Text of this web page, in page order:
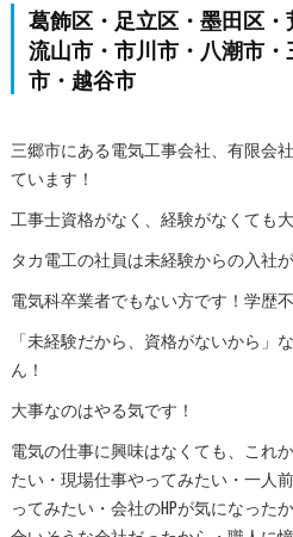
葛飾区・足立区・墨田区
流山市・市川市・八潮市
市・越谷市
三郷市にある電気工事会社、有限会
ています！
工事士資格がなく、経験がなくても
タカ電工の社員は未経験からの入社
電気科卒業者でもない方です！学歴
「未経験だから、資格がないから」
ん！
大事なのはやる気です！
電気の仕事に興味はなくても、これ
たい・現場仕事やってみたい・一人
ってみたい・会社のHPが気になった